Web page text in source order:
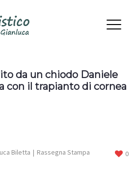
da un chiodo Daniele
con il trapianto di cornea
Biletta Rassegna Stampa 0